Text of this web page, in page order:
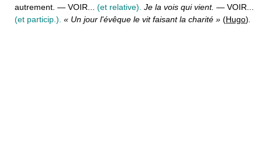
autrement. — VOIR... (et relative). Je la vois qui vient. — VOIR...
(et particip.). « Un jour l'évêque le vit faisant la charité » (Hugo)